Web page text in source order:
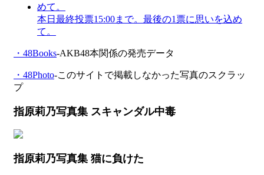
本日最終投票15:00まで。最後の1票に思いを込め
て。
・48Books-AKB48本関係の発売データ
・48Photo-このサイトで掲載しなかった写真のスクラッ
プ
指原莉乃写真集 スキャンダル中毒
指原莉乃写真集 猫に負けた